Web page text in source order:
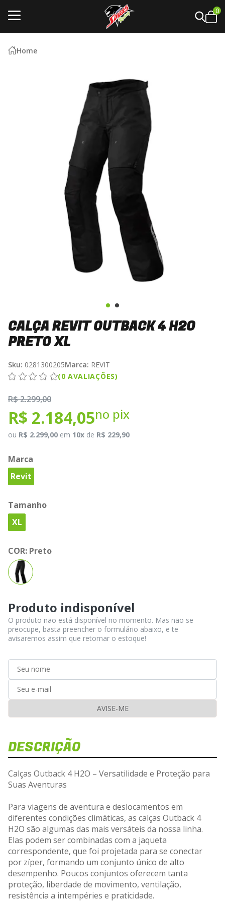
0
Home
CALÇA REVIT OUTBACK 4 H2O
PRETO XL
Sku: 0281300205Marca: REVIT
(0 AVALIAÇÕES)
R$ 2.299,00
R$ 2.184,05no pix
ou R$ 2.299,00 em 10x de R$ 229,90
Marca
Revit
Tamanho
XL
COR: Preto
Produto indisponível
O produto não está disponível no momento. Mas não se
preocupe, basta preencher o formulário abaixo, e te
avisaremos assim que retornar o estoque!
AVISE-ME
DESCRIÇÃO
Calças Outback 4 H2O – Versatilidade e Proteção para
Suas Aventuras
Para viagens de aventura e deslocamentos em
diferentes condições climáticas, as calças Outback 4
H2O são algumas das mais versáteis da nossa linha.
Elas podem ser combinadas com a jaqueta
correspondente, que foi projetada para se conectar
por zíper, formando um conjunto único de alto
desempenho. Poucos conjuntos oferecem tanta
proteção, liberdade de movimento, ventilação,
resistência a intempéries e praticidade.